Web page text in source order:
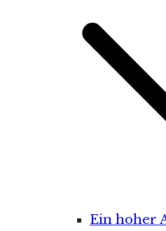
Ein hoher